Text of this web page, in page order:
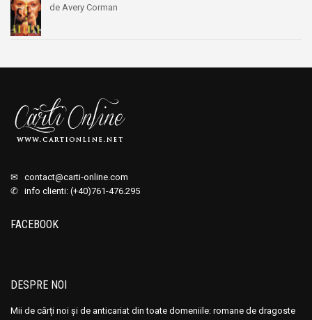
de Avery Corman
✉ contact@carti-online.com
✆ info clienti: (+40)761-476.295
FACEBOOK
DESPRE NOI
Mii de cărți noi și de anticariat din toate domeniile: romane de dragoste